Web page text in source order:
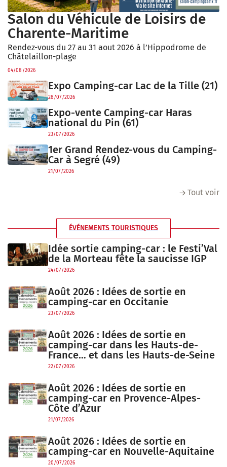
Salon du Véhicule de Loisirs de
Charente-Maritime
Rendez-vous du 27 au 31 aout 2026 à l’Hippodrome de
Châtelaillon-plage
04/08/2026
Expo Camping-car Lac de la Tille (21)
28/07/2026
Expo-vente Camping-car Haras
national du Pin (61)
23/07/2026
1er Grand Rendez-vous du Camping-
Car à Segré (49)
21/07/2026
Tout voir
ÉVÉNEMENTS TOURISTIQUES
Idée sortie camping-car : le Festi’Val
de la Morteau fête la saucisse IGP
24/07/2026
Août 2026 : Idées de sortie en
camping-car en Occitanie
23/07/2026
Août 2026 : Idées de sortie en
camping-car dans les Hauts-de-
France… et dans les Hauts-de-Seine
22/07/2026
Août 2026 : Idées de sortie en
camping-car en Provence-Alpes-
Côte d’Azur
21/07/2026
Août 2026 : Idées de sortie en
camping-car en Nouvelle-Aquitaine
20/07/2026